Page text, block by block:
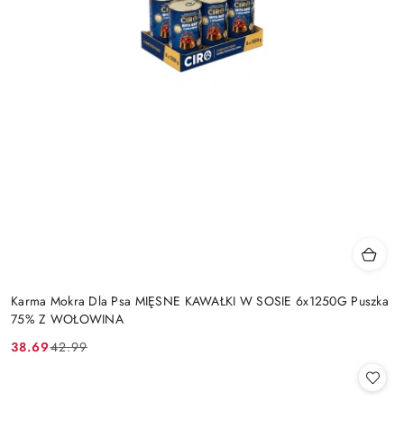
Karma Mokra Dla Psa MIĘSNE KAWAŁKI W SOSIE 6x1250G Puszka
75% Z WOŁOWINA
Cena
38.69
Cena 42.99